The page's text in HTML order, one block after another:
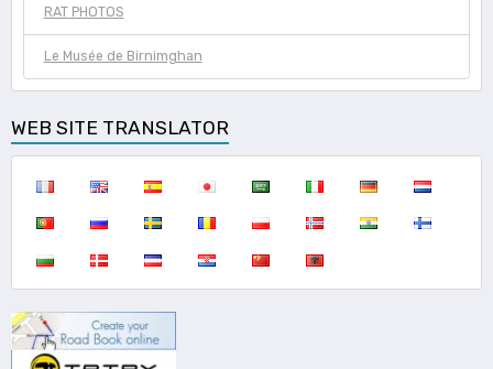
RAT PHOTOS
Le Musée de Birnimghan
WEB SITE TRANSLATOR